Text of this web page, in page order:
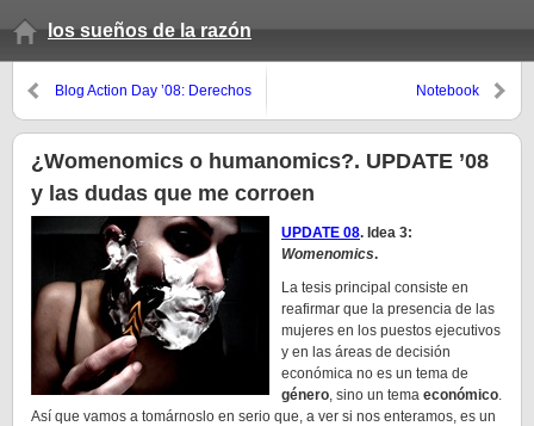
los sueños de la razón
Blog Action Day ’08: Derechos
Notebook
¿Womenomics o humanomics?. UPDATE ’08
y las dudas que me corroen
UPDATE 08. Idea 3:
Womenomics.
La tesis principal consiste en
reafirmar que la presencia de las
mujeres en los puestos ejecutivos
y en las áreas de decisión
económica no es un tema de
género, sino un tema económico.
Así que vamos a tomárnoslo en serio que, a ver si nos enteramos, es un